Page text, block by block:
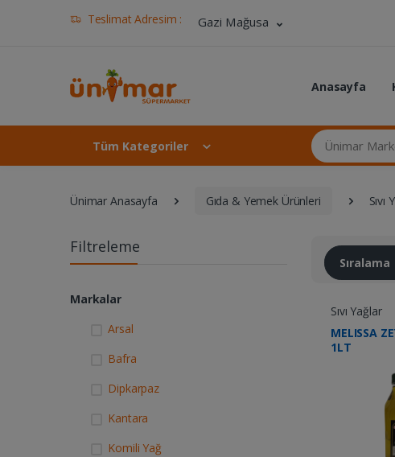
Teslimat Adresim : Gazi Mağusa
Anasayfa
Tüm Kategoriler
Ünimar
Ünimar Anasayfa Gıda & Yemek Ürünleri Sıvı
Filtreleme
Markalar
Arsal
Bafra
Dipkarpaz
Kantara
Komili Yağ
Sıralama
Sıvı Yağlar
MELISSA
1LT